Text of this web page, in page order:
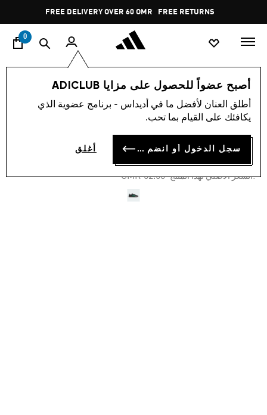
Pause
promotion
rotation
FREE DELIVERY OVER 60 OMR FREE RETURNS
0
أصبح عضواً للحصول على مزايا ADICLUB
أطلق العنان لأفضل ما في أديداس - برنامج عضوية الذي
يكافئك على القيام بما تحب.
سجل الدخول أو انضم الآن أغلق
النساء
-30%
حذاء SAMBA OG
OMR 34.13
:السعر الأصلي لهذا المنتج Price reduced from
OMR 52.50
to